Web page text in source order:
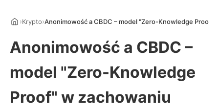
›Krypto›Anonimowość a CBDC – model "Zero-Knowledge Proof"
Anonimowość a CBDC –
model "Zero-Knowledge
Proof" w zachowaniu